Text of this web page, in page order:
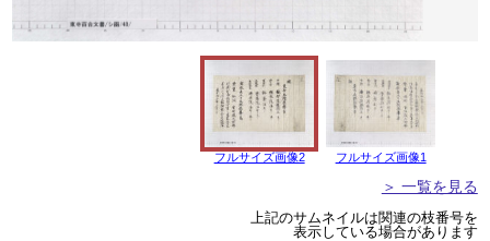
フルサイズ画像2 フルサイズ画像1
＞ 一覧を見る
上記のサムネイルは関連の枝番号を
表示している場合があります